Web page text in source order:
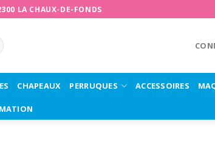
LA CHAUX-DE-FONDS
CHAPEAUX PERRUQUES ACCESSOIRES